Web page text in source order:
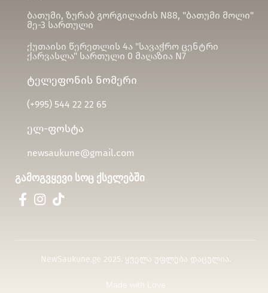
ბათუმი, ზურაბ გორგილაძის N88, "ბათუმი მოლი"
მე-3 სართული
ქუთაისი წერეთლის 4ა "სავაჭრო ცენტრი
ქარვასლა" სართული 0 მაღაზია N7
ტელეფონის ნომერი
(+995)544 22 22 65
ელ-ფოსტა
newsaukune@gmail.com
გამოგვყევი სოც ქსელებში
NewSaukune.ge 2025. ყველა უფლება დაცულია.
Made with Love